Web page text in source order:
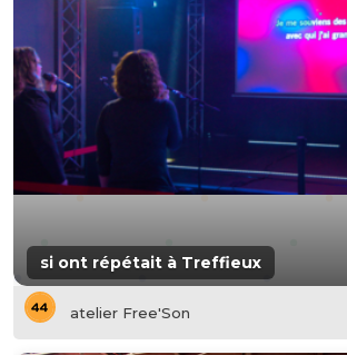
si ont répétait à Treffieux
atelier Free'Son